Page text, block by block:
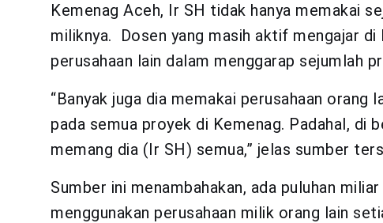
Kemenag Aceh, Ir SH tidak hanya memakai
miliknya. Dosen yang masih aktif mengajar
perusahaan lain dalam menggarap sejumlah
“Banyak juga dia memakai perusahaan
pada semua proyek di Kemenag. Padahal, di
memang dia (Ir SH) semua,” jelas sumber
Sumber ini menambahakan, ada puluhan
menggunakan perusahaan milik orang lain